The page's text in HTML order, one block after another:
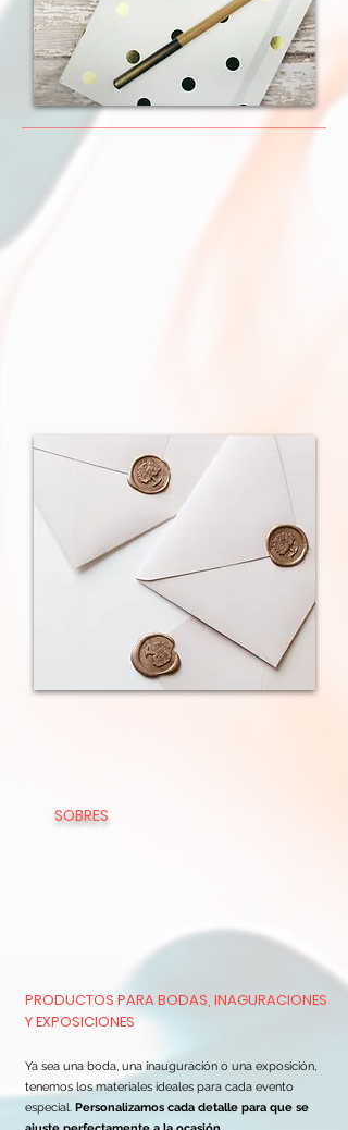
SOBRES
PRODUCTOS PARA BODAS, INAGURACIONES
Y EXPOSICIONES
Ya sea una boda, una inauguración o una exposición,
tenemos los materiales ideales para cada evento
especial. Personalizamos cada detalle para que se